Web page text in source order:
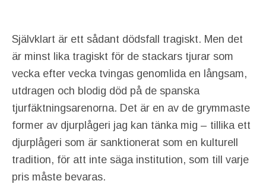
Självklart är ett sådant dödsfall tragiskt. Men det
är minst lika tragiskt för de stackars tjurar som
vecka efter vecka tvingas genomlida en långsam,
utdragen och blodig död på de spanska
tjurfäktningsarenorna. Det är en av de grymmaste
former av djurplågeri jag kan tänka mig – tillika ett
djurplågeri som är sanktionerat som en kulturell
tradition, för att inte säga institution, som till varje
pris måste bevaras.